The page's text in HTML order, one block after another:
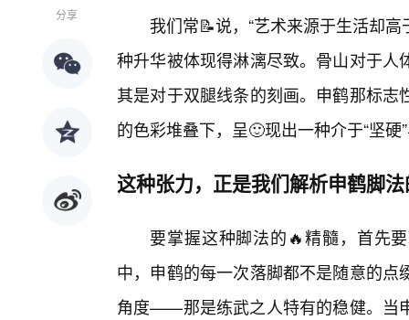
分享
我们常📝说，“艺术来源于生活却
种升华被体现得淋漓尽致。骨山对于
其是对于双腿线条的刻画。申鹤那标
的色彩堆叠下，呈🙂现出一种介于“坚硬
这种张力，正是我们解析申鹤脚
要掌握这种脚法的🔥精髓，首先
中，申鹤的每一次落脚都不是随意的
角度——那是练武之人特有的稳健。当